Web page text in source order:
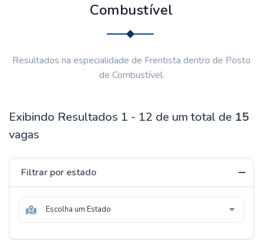
Combustível
Resultados na especialidade de Frentista dentro de Posto
de Combustível.
Exibindo Resultados 1 - 12 de um total de 15
vagas
Filtrar por estado
Escolha um Estado